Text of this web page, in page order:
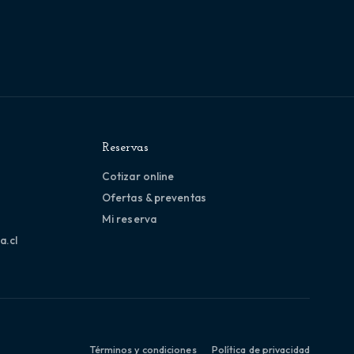
Reservas
Cotizar online
Ofertas & preventas
Mi reserva
Términos y condiciones Política de privacidad